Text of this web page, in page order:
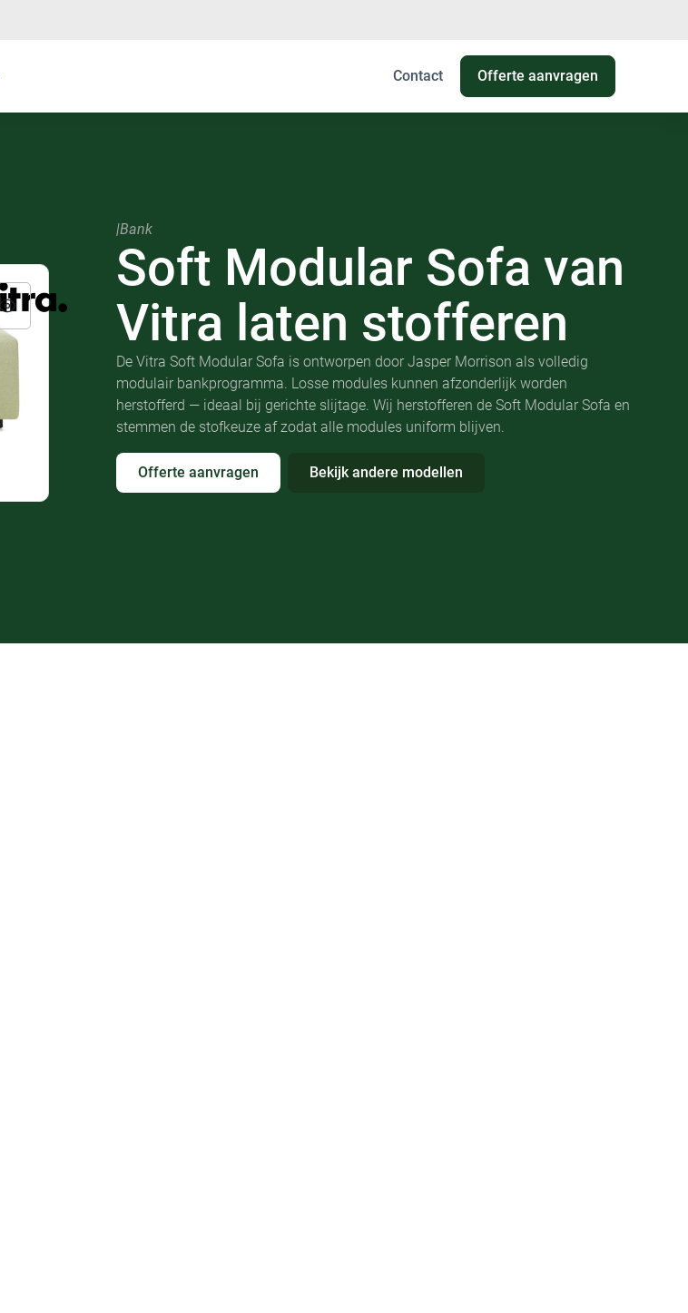
Contact Offerte aanvragen
|Bank
Soft Modular Sofa van
Vitra laten stofferen
De Vitra Soft Modular Sofa is ontworpen door Jasper Morrison als volledig
modulair bankprogramma. Losse modules kunnen afzonderlijk worden
herstofferd — ideaal bij gerichte slijtage. Wij herstofferen de Soft Modular Sofa en
stemmen de stofkeuze af zodat alle modules uniform blijven.
Offerte aanvragen Bekijk andere modellen